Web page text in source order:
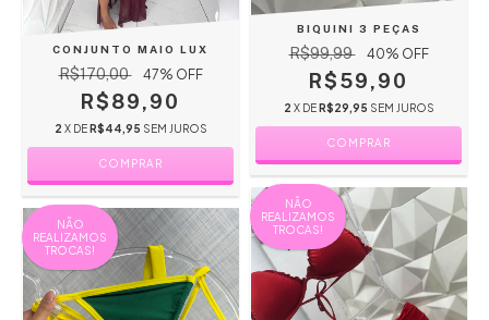
CONJUNTO MAIO LUX
R$170,00 47% OFF
R$89,90
2 X DE R$44,95 SEM JUROS
COMPRAR
BIQUINI 3 PEÇAS
R$99,99 40% OFF
R$59,90
2 X DE R$29,95 SEM JUROS
COMPRAR
NÃO
REALIZAMOS
TROCAS!
NÃO
REALIZAMOS
TROCAS!